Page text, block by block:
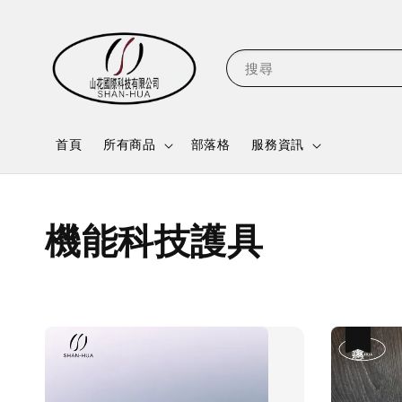
搜尋
首頁 所有商品 部落格 服務資訊
機能科技護具